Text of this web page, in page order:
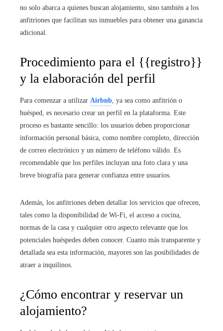
no solo abarca a quienes buscan alojamiento, sino también a los
anfitriones que facilitan sus inmuebles para obtener una ganancia
adicional.
Procedimiento para el {{registro}}
y la elaboración del perfil
Para comenzar a utilizar Airbnb, ya sea como anfitrión o
huésped, es necesario crear un perfil en la plataforma. Este
proceso es bastante sencillo: los usuarios deben proporcionar
información personal básica, como nombre completo, dirección
de correo electrónico y un número de teléfono válido. Es
recomendable que los perfiles incluyan una foto clara y una
breve biografía para generar confianza entre usuarios.
Además, los anfitriones deben detallar los servicios que ofrecen,
tales como la disponibilidad de Wi-Fi, el acceso a cocina,
normas de la casa y cualquier otro aspecto relevante que los
potenciales huéspedes deben conocer. Cuanto más transparente y
detallada sea esta información, mayores son las posibilidades de
atraer a inquilinos.
¿Cómo encontrar y reservar un
alojamiento?